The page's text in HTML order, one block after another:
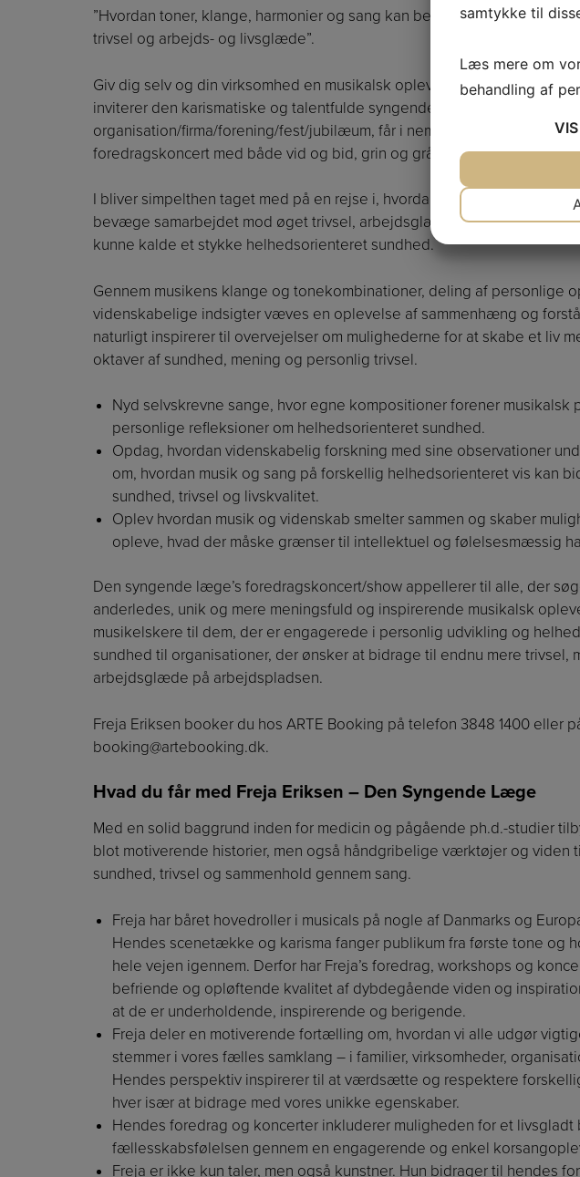
”Hvordan toner, klange, harmonier og sang kan bevæge samarbejdet
trivsel og arbejds- og livsglæde”.
Giv dig selv og din virksomhed en musikalsk oplevelse udover det
inviterer den karismatiske og talentfulde syngende læge ind i jeres
organisation/firma/forening/fest/jubilæum, får i nemlig en unik
foredragskoncert med både vid og bid, grin og gråd, inspiration og stof
I bliver simpelthen taget med på en rejse i, hvordan toner, klange,
bevæge samarbejdet mod øget trivsel, arbejdsglæde og livskvalitet, og
kunne kalde et stykke helhedsorienteret sundhed.
Gennem musikens klange og tonekombinationer, deling af personlige
videnskabelige indsigter væves en oplevelse af sammenhæng og
naturligt inspirerer til overvejelser om mulighederne for at skabe et liv
oktaver af sundhed, mening og personlig trivsel.
Nyd selvskrevne sange, hvor egne kompositioner forener musikalsk
personlige refleksioner om helhedsorienteret sundhed.
Opdag, hvordan videnskabelig forskning med sine observationer
om, hvordan musik og sang på forskellig helhedsorienteret vis kan
sundhed, trivsel og livskvalitet.
Oplev hvordan musik og videnskab smelter sammen og skaber
opleve, hvad der måske grænser til intellektuel og følelsesmæssig
Den syngende læge’s foredragskoncert/show appellerer til alle, der
anderledes, unik og mere meningsfuld og inspirerende musikalsk
musikelskere til dem, der er engagerede i personlig udvikling og
sundhed til organisationer, der ønsker at bidrage til endnu mere trivsel,
arbejdsglæde på arbejdspladsen.
Freja Eriksen booker du hos ARTE Booking på telefon 3848 1400 eller
booking@artebooking.dk.
Hvad du får med Freja Eriksen – Den Syngende Læge
Med en solid baggrund inden for medicin og pågående ph.d.-studier
blot motiverende historier, men også håndgribelige værktøjer og viden
sundhed, trivsel og sammenhold gennem sang.
Freja har båret hovedroller i musicals på nogle af Danmarks og
Hendes scenetække og karisma fanger publikum fra første tone og
hele vejen igennem. Derfor har Freja’s foredrag, workshops og
befriende og opløftende kvalitet af dybdegående viden og
at de er underholdende, inspirerende og berigende.
Freja deler en motiverende fortælling om, hvordan vi alle udgør
stemmer i vores fælles samklang – i familier, virksomheder,
Hendes perspektiv inspirerer til at værdsætte og respektere
hver især at bidrage med vores unikke egenskaber.
Hendes foredrag og koncerter inkluderer muligheden for et livsgladt
fællesskabsfølelsen gennem en engagerende og enkel
Freja er ikke kun taler, men også kunstner. Hun bidrager til hendes
samtykke til
Læs mere om
behandling af
VIS